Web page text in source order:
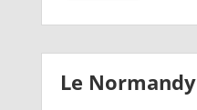
Le Normandy